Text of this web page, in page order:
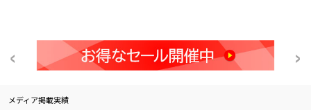
メディア掲載実績